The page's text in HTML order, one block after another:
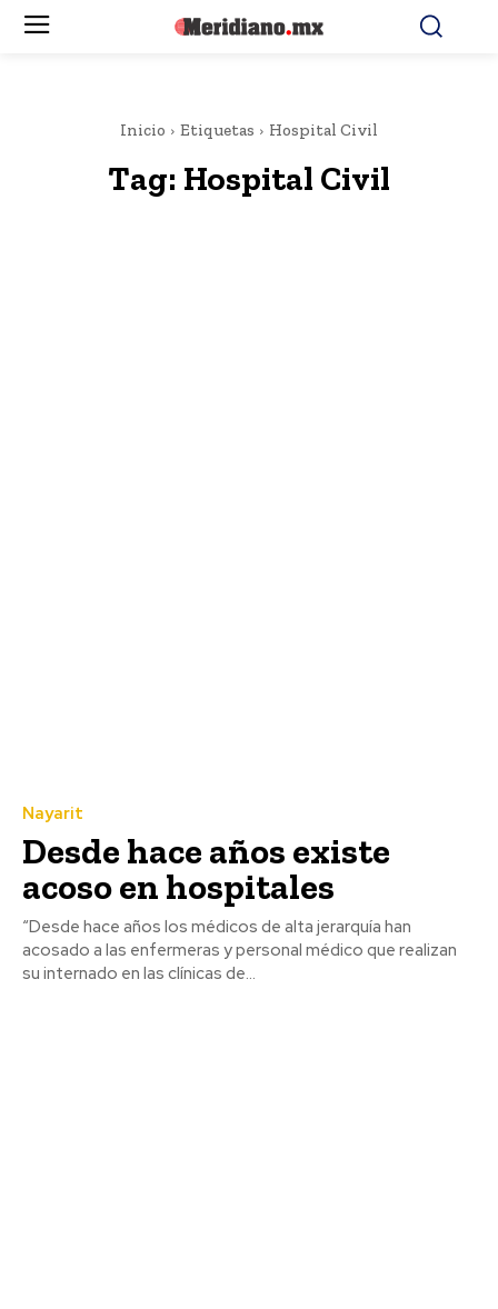
Inicio Etiquetas Hospital Civil
Tag: Hospital Civil
Nayarit
Desde hace años existe
acoso en hospitales
“Desde hace años los médicos de alta jerarquía han
acosado a las enfermeras y personal médico que realizan
su internado en las clínicas de...